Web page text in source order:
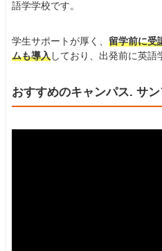
語学学校です。
学生サポートが厚く、 留学前に受
ムも導入 しており、出発前に英語
おすすめのキャンパス. サ